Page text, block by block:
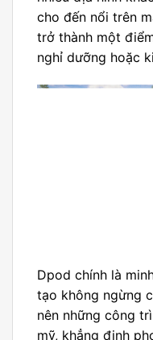
cho đến nổi trên
trở thành một
nghỉ dưỡng hoặc
Dpod chính là
tạo không ngừng
nên những công
mỹ, khẳng định